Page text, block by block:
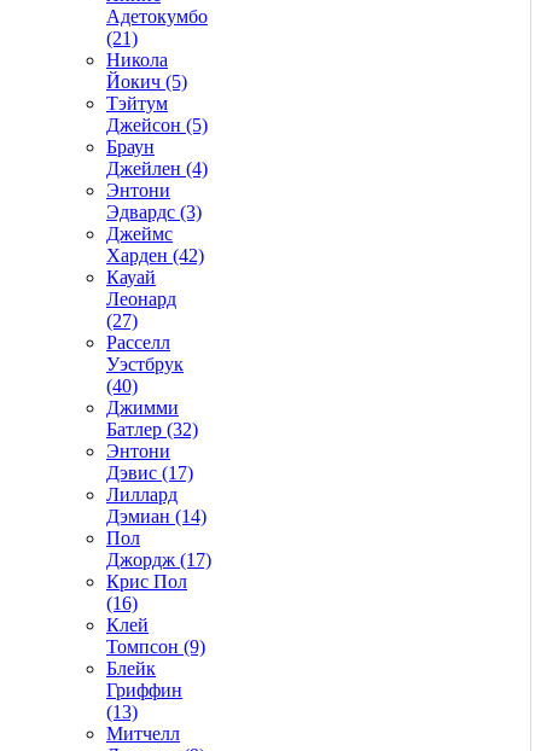
Адетокумбо
(21)
Никола
Йокич (5)
Тэйтум
Джейсон (5)
Браун
Джейлен (4)
Энтони
Эдвардс (3)
Джеймс
Харден (42)
Кауай
Леонард
(27)
Расселл
Уэстбрук
(40)
Джимми
Батлер (32)
Энтони
Дэвис (17)
Лиллард
Дэмиан (14)
Пол
Джордж (17)
Крис Пол
(16)
Клей
Томпсон (9)
Блейк
Гриффин
(13)
Митчелл